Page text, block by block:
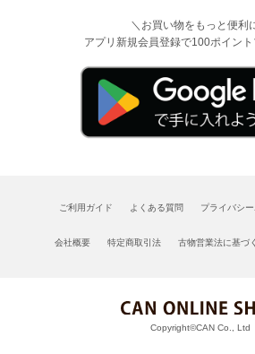
＼お買い物をもっと便利
アプリ新規会員登録で100ポイント
ご利用ガイド よくある質問 プライバシ
会社概要 特定商取引法 古物営業法に基づ
Copyright©CAN Co., Ltd